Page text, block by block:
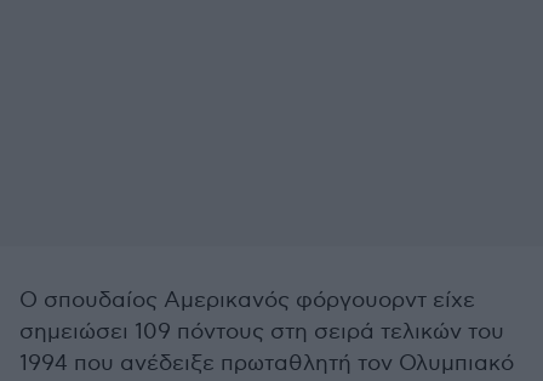
Ο σπουδαίος Αμερικανός φόργουορντ είχε
σημειώσει 109 πόντους στη σειρά τελικών του
1994 που ανέδειξε πρωταθλητή τον Ολυμπιακό